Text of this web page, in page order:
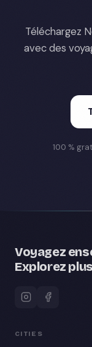
Téléchargez
avec des
100 %
Voyagez
Explorez
CITIES